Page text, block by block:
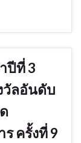
ปีที่ 3
วัลอันดับ
ครั้งที่ 9